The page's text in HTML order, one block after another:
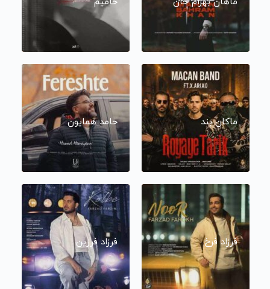
ماکان بند حامد همایون
فرزاد فرخ فرزاد فرزین